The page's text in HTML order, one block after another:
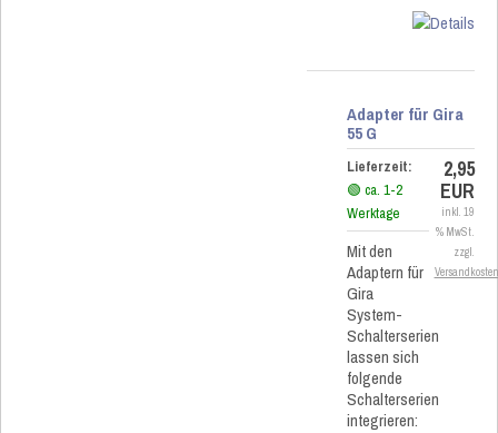
Adapter für Gira
55 G
Lieferzeit:
🟢 ca. 1-2
Werktage
Mit den
Adaptern für
Gira
System-
Schalterserien
lassen sich
folgende
Schalterserien
integrieren:
2,95
EUR
inkl. 19
% MwSt.
zzgl.
Versandkosten